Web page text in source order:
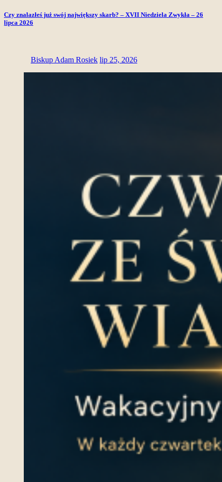
Czy znalazłeś już swój największy skarb? – XVII Niedziela Zwykła – 26
lipca 2026
Biskup Adam Rosiek lip 25, 2026